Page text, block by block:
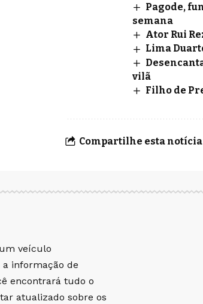
Pagode,
semana
Ator Rui
Lima
vilã
Filho de
Compartilhe esta notícia
veículo
informação de
encontrará tudo o
atualizado sobre os